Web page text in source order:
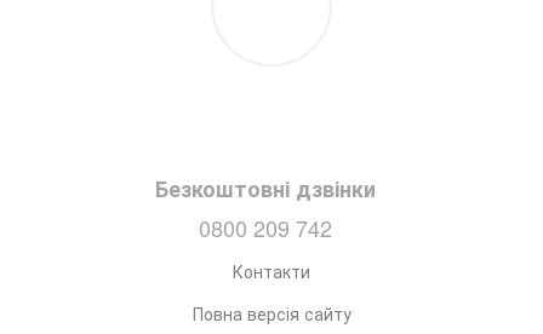
Безкоштовні дзвінки
0800 209 742
Контакти
Повна версія сайту